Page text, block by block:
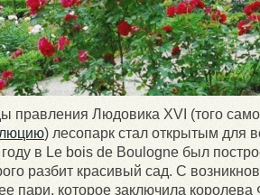
правления Людовика XVI (того
) лесопарк стал открытым для
в Le bois de Boulogne был
разбит красивый сад. С
пари, которое заключила